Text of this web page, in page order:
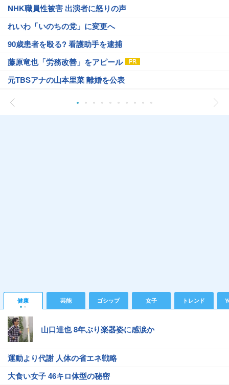
NHK職員性被害 出演者に怒りの声
れいわ「いのちの党」に変更へ
90歳患者を殴る? 看護助手を逮捕
藤原竜也「労務改善」をアピール
元TBSアナの山本里菜 離婚を公表
健康 芸能 ゴシップ 女子 トレンド
山口達也 8年ぶり楽器姿に感涙か
運動より代謝 人体の省エネ戦略
大食い女子 46キロ体型の秘密